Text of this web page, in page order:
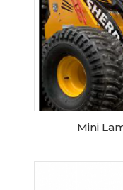
Mini